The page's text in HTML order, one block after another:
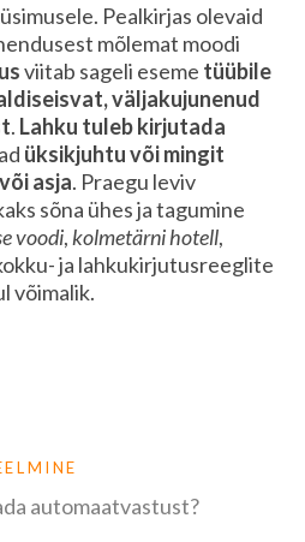
Pealkirjas olevaid
mõlemat moodi
viitab sageli eseme tüübile
väljakujunenud
. Lahku tuleb kirjutada
üksikjuhtu või mingit
asja. Praegu leviv
sõna ühes ja tagumine
voodi, kolmetärni hotell,
ja lahkukirjutusreeglite
võimalik.
automaatvastust?